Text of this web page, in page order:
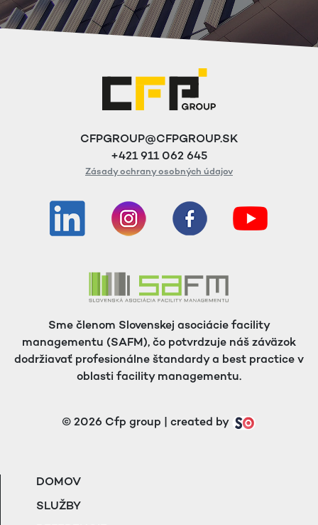
CFPGROUP@CFPGROUP.SK
+421 911 062 645
Zásady ochrany osobných údajov
Sme členom Slovenskej asociácie facility
managementu (SAFM), čo potvrdzuje náš záväzok
dodržiavať profesionálne štandardy a best practice v
oblasti facility managementu.
© 2026 Cfp group | created by
DOMOV
SLUŽBY